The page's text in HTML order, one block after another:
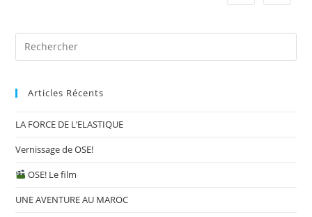
Articles Récents
LA FORCE DE L’ELASTIQUE
Vernissage de OSE!
OSE! Le film
UNE AVENTURE AU MAROC